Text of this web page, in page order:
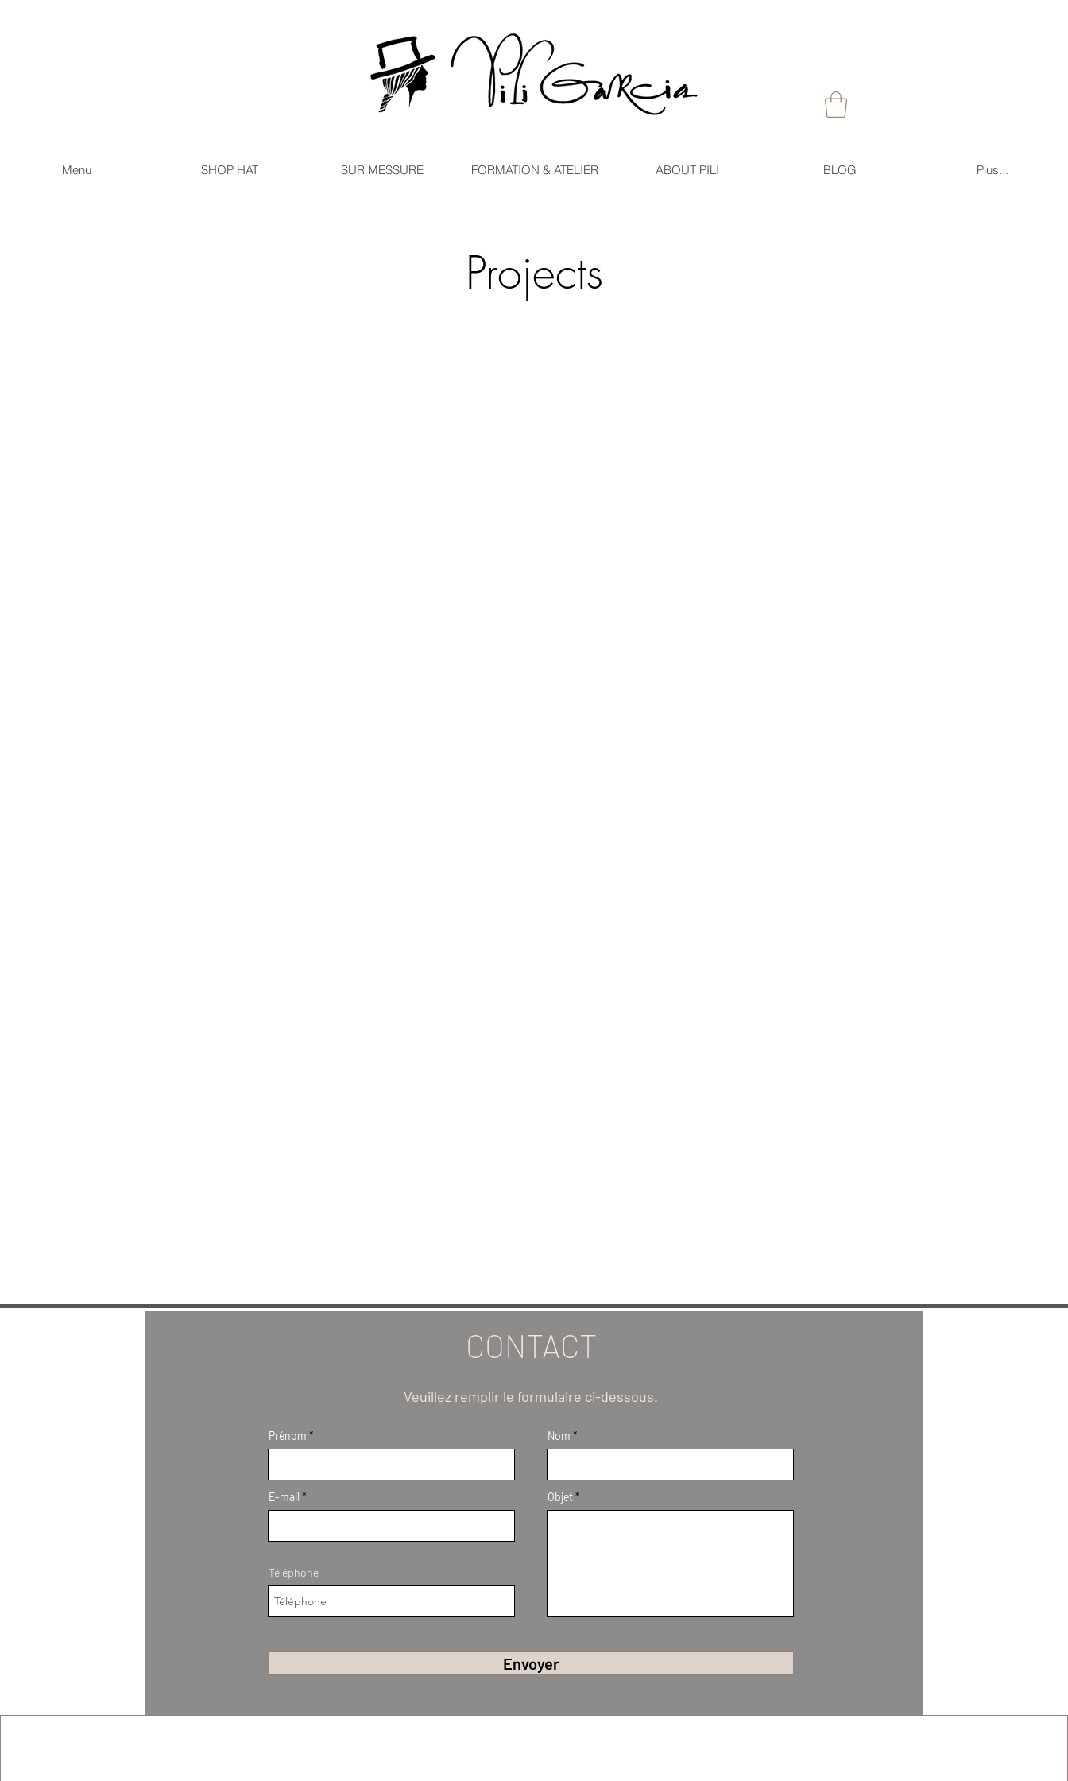
Menu SHOP HAT SUR MESSURE FORMATION & ATELIER ABOUT PILI BLOG Plus...
Projects
CONTACT
Veuillez remplir le formulaire ci-dessous.
Prénom
E-mail
Téléphone
Nom
Objet
Envoyer